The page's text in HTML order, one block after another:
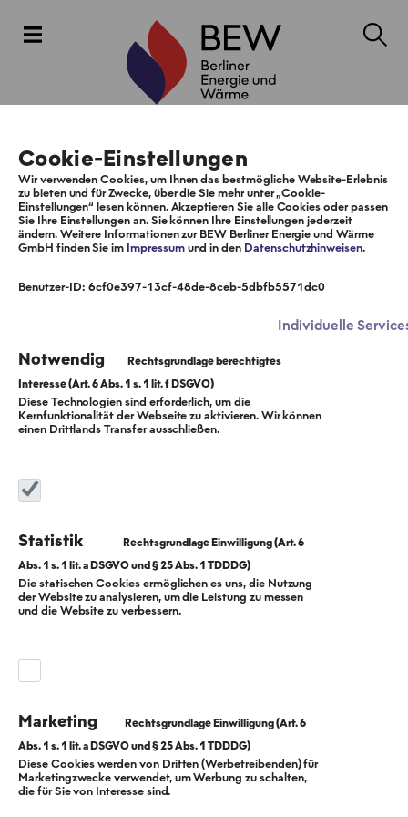
Finanzielles
gelegt: BEW
sichert langfristig
eine Milliarde Euro
Cookie-Einstellungen
Wir verwenden Cookies, um Ihnen das bestmögliche Website-Erlebnis
zu bieten und für Zwecke, über die Sie mehr unter „Cookie-
Einstellungen“ lesen können. Akzeptieren Sie alle Cookies oder passen
Sie Ihre Einstellungen an. Sie können Ihre Einstellungen jederzeit
ändern. Weitere Informationen zur BEW Berliner Energie und Wärme
GmbH finden Sie im Impressumund in den Datenschutzhinweisen.
Benutzer-ID: 6cf0e397-13cf-48de-8ceb-5dbfb5571dc0
Individuelle
Notwendig
Diese Technologien sind erforderlich, um die
Kernfunktionalität der Webseite zu aktivieren. Wir können
einen Drittlands Transfer ausschließen.
Statistik
Die statischen Cookies ermöglichen es uns, die Nutzung
der Website zu analysieren, um die Leistung zu messen
und die Website zu verbessern.
Marketing
Diese Cookies werden von Dritten (Werbetreibenden) für
Marketingzwecke verwendet, um Werbung zu schalten,
die für Sie von Interesse sind.